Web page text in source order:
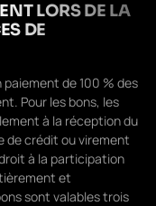
LORS DE LA
DE
paiement de 100 % des
Pour les bons, les
à la réception du
de crédit ou virement
à la participation
et
sont valables trois